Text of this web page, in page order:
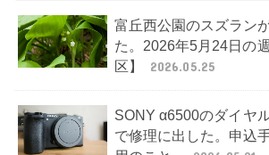
富丘西公園のスズラン
た。2026年5月24日の
区】
2026.05.25
SONY α6500のダイヤ
で修理に出した。申込